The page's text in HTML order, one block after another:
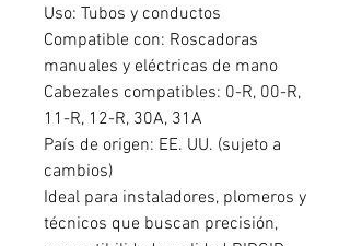
Uso: Tubos y conductos
Compatible con: Roscadoras
manuales y eléctricas de mano
Cabezales compatibles: 0-R, 00-R,
11-R, 12-R, 30A, 31A
País de origen: EE. UU. (sujeto a
cambios)
Ideal para instaladores, plomeros y
técnicos que buscan precisión,